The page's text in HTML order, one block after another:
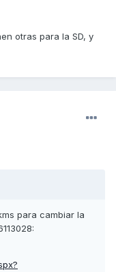
otras para la SD, y
para cambiar la